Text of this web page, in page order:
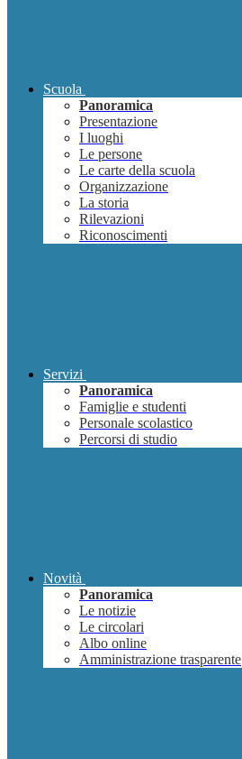
Scuola
Panoramica
Presentazione
I luoghi
Le persone
Le carte della scuola
Organizzazione
La storia
Rilevazioni
Riconoscimenti
Servizi
Panoramica
Famiglie e studenti
Personale scolastico
Percorsi di studio
Novità
Panoramica
Le notizie
Le circolari
Albo online
Amministrazione trasparente